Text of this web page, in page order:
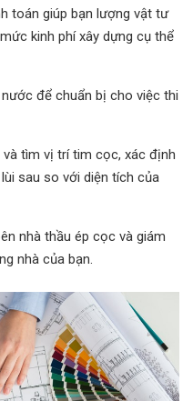
toán giúp bạn lượng vật tư
kinh phí xây dựng cụ thể
để chuẩn bị cho việc thi
tìm vị trí tim cọc, xác định
sau so với diện tích của
nhà thầu ép cọc và giám
nhà của bạn.